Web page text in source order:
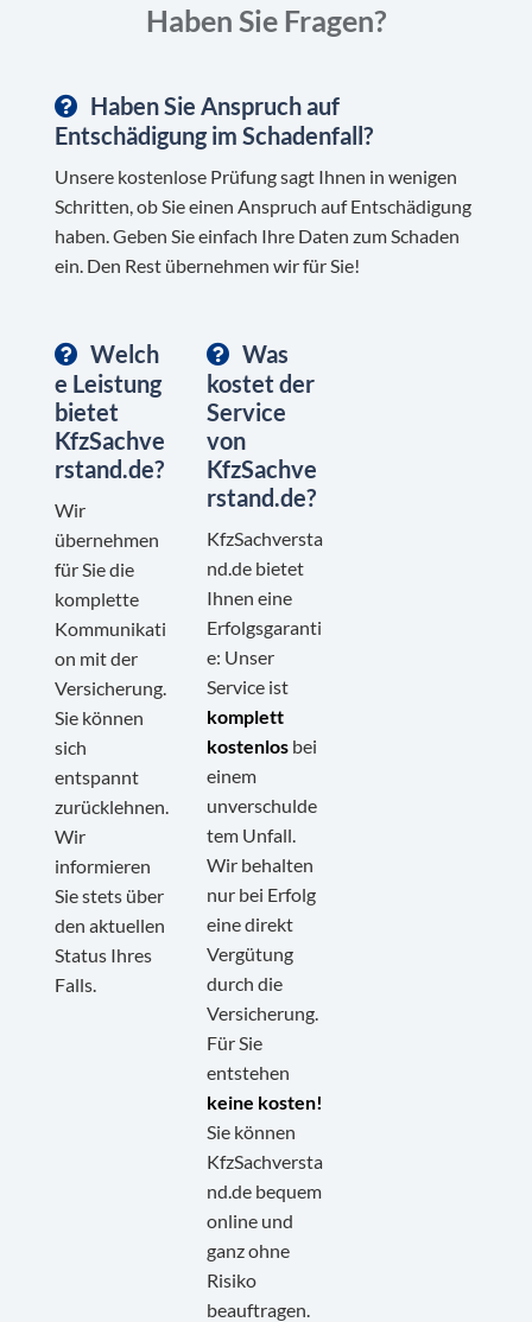
Haben Sie Fragen?
Haben Sie Anspruch auf
Entschädigung im Schadenfall?
Unsere kostenlose Prüfung sagt Ihnen in wenigen
Schritten, ob Sie einen Anspruch auf Entschädigung
haben. Geben Sie einfach Ihre Daten zum Schaden
ein. Den Rest übernehmen wir für Sie!
Welch
e Leistung
bietet
KfzSachve
rstand.de?
Wir
übernehmen
für Sie die
komplette
Kommunikati
on mit der
Versicherung.
Sie können
sich
entspannt
zurücklehnen.
Wir
informieren
Sie stets über
den aktuellen
Status Ihres
Falls.
Was
kostet der
Service
von
KfzSachve
rstand.de?
KfzSachversta
nd.de bietet
Ihnen eine
Erfolgsgaranti
e: Unser
Service ist
komplett
kostenlos bei
einem
unverschulde
tem Unfall.
Wir behalten
nur bei Erfolg
eine direkt
Vergütung
durch die
Versicherung.
Für Sie
entstehen
keine kosten!
Sie können
KfzSachversta
nd.de bequem
online und
ganz ohne
Risiko
beauftragen.